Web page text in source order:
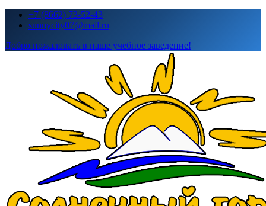
Перейти+7 (8662) 73-52-43
sunnycity07@mail.ru
Добро пожаловать в наше учебное заведение!